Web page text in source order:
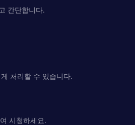
간단합니다.
처리할 수 있습니다.
시청하세요.